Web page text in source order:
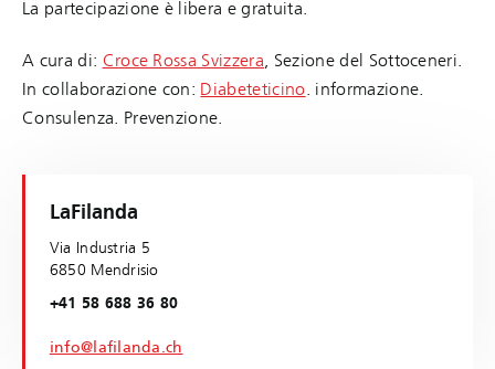
La partecipazione è libera e gratuita.
A cura di: Croce Rossa Svizzera , Sezione del Sottoceneri.
In collaborazione con: Diabeteticino . informazione.
Consulenza. Prevenzione.
LaFilanda
Via Industria 5
6850 Mendrisio
+41 58 688 36 80
info@lafilanda.ch